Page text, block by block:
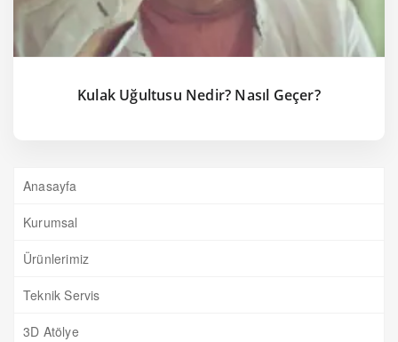
Kulak Uğultusu Nedir? Nasıl Geçer?
Anasayfa
Kurumsal
Ürünlerimiz
Teknik Servis
3D Atölye